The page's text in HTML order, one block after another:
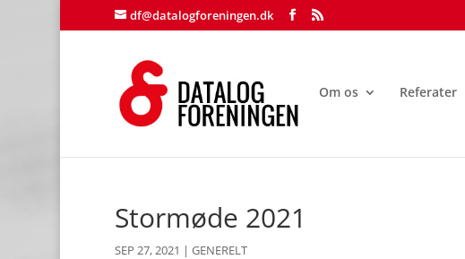
df@datalogforeningen.dk
Om os Referater
Stormøde 2021
SEP 27, 2021 | GENERELT